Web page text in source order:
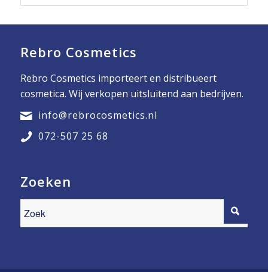
Rebro Cosmetics
Rebro Cosmetics importeert en distribueert
cosmetica. Wij verkopen uitsluitend aan bedrijven.
info@rebrocosmetics.nl
072-507 25 68
Zoeken